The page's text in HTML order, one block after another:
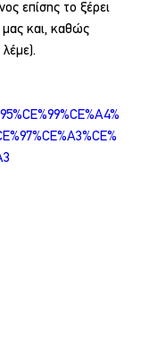
επίσης το ξέρει
μας και, καθώς